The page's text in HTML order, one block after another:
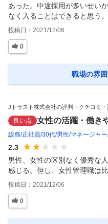
あった。中途採用が多いせい
なく入ることはできると思う。
投稿日： 2021/12/06
0
職場の雰
Jトラスト株式会社の評判・クチコミ・
良い点 女性の活躍・働き
総務 正社員 30代 男性 マネージャー
2.3
男性、女性の区別なく優秀な
感じる。但し、女性管理職は
投稿日： 2021/12/06
0